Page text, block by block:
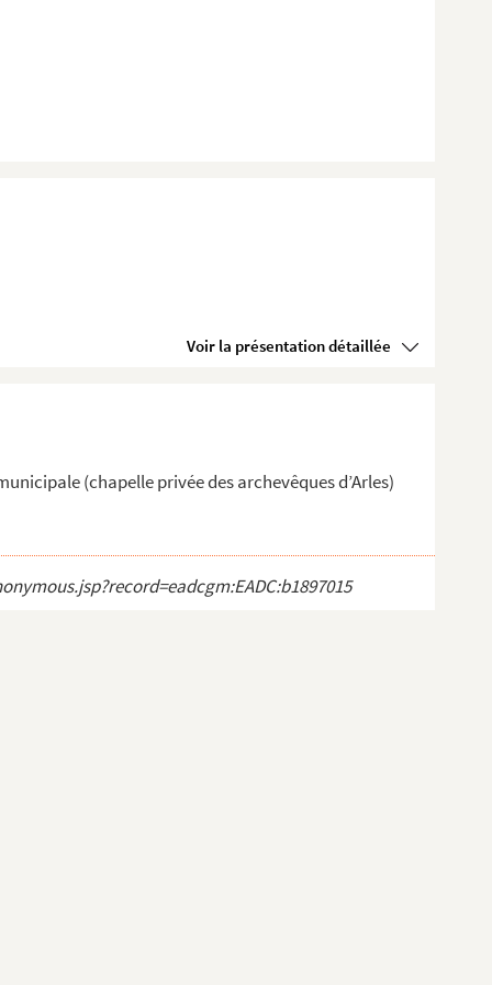
Voir la présentation détaillée
(chapelle privée des archevêques d’Arles)